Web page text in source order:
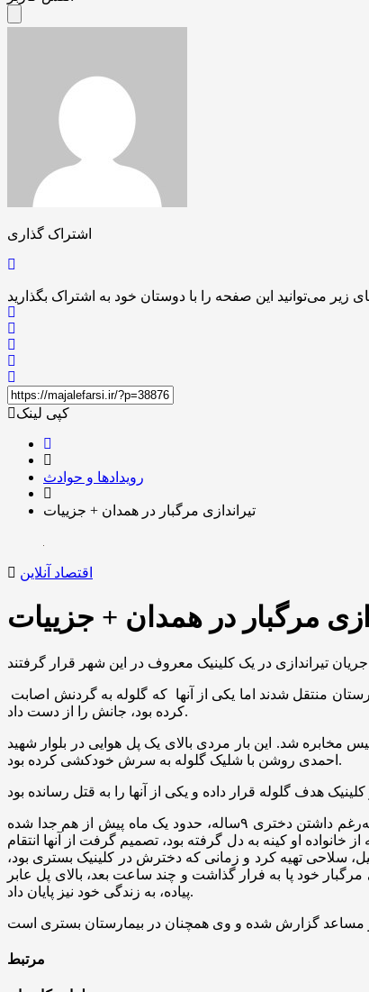
اشتراک گذاری
کپی لینک
رویدادها و حوادث
تیراندازی مرگبار در همدان + جزییات
اقتصاد آنلاین
مرگبار در همدان + جزییات
کرده بود، جانش را از دست داد.
مخابره شد. این بار مردی بالای یک پل هوایی در بلوار شهید
احمدی روشن با شلیک گلوله به سرش خودکشی کرده بود.
بررسی‌های بیشتر نشان داد که عامل جنایت اهل همدان بود. او سال‌ها پیش با زنی که اهل یکی از شهرهای کردستان بود ازدواج کرده ؛ اما به‌رغم داشتن دختری ۹ساله، حدود یک ‌ماه پیش از هم جدا شده
او کینه به دل گرفته بود، تصمیم گرفت از آنها انتقام
شود. به همین دلیل، سلاحی تهیه کرد و زمانی که دخترش در کلینیک بستری بود،
پس از تیراندازی مرگبار خود پا به فرار گذاشت و چند ساعت بعد، بالای پل عابر
پیاده، به زندگی خود نیز پایان داد.
مرتبط